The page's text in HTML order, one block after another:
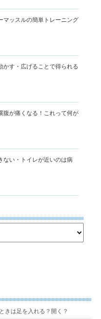
マッスルの簡単トレーニング
かす・広げることで得られる
腹が痛くなる！これって何が
ない・トイレが近いのは病
きは足を入れる？開く？